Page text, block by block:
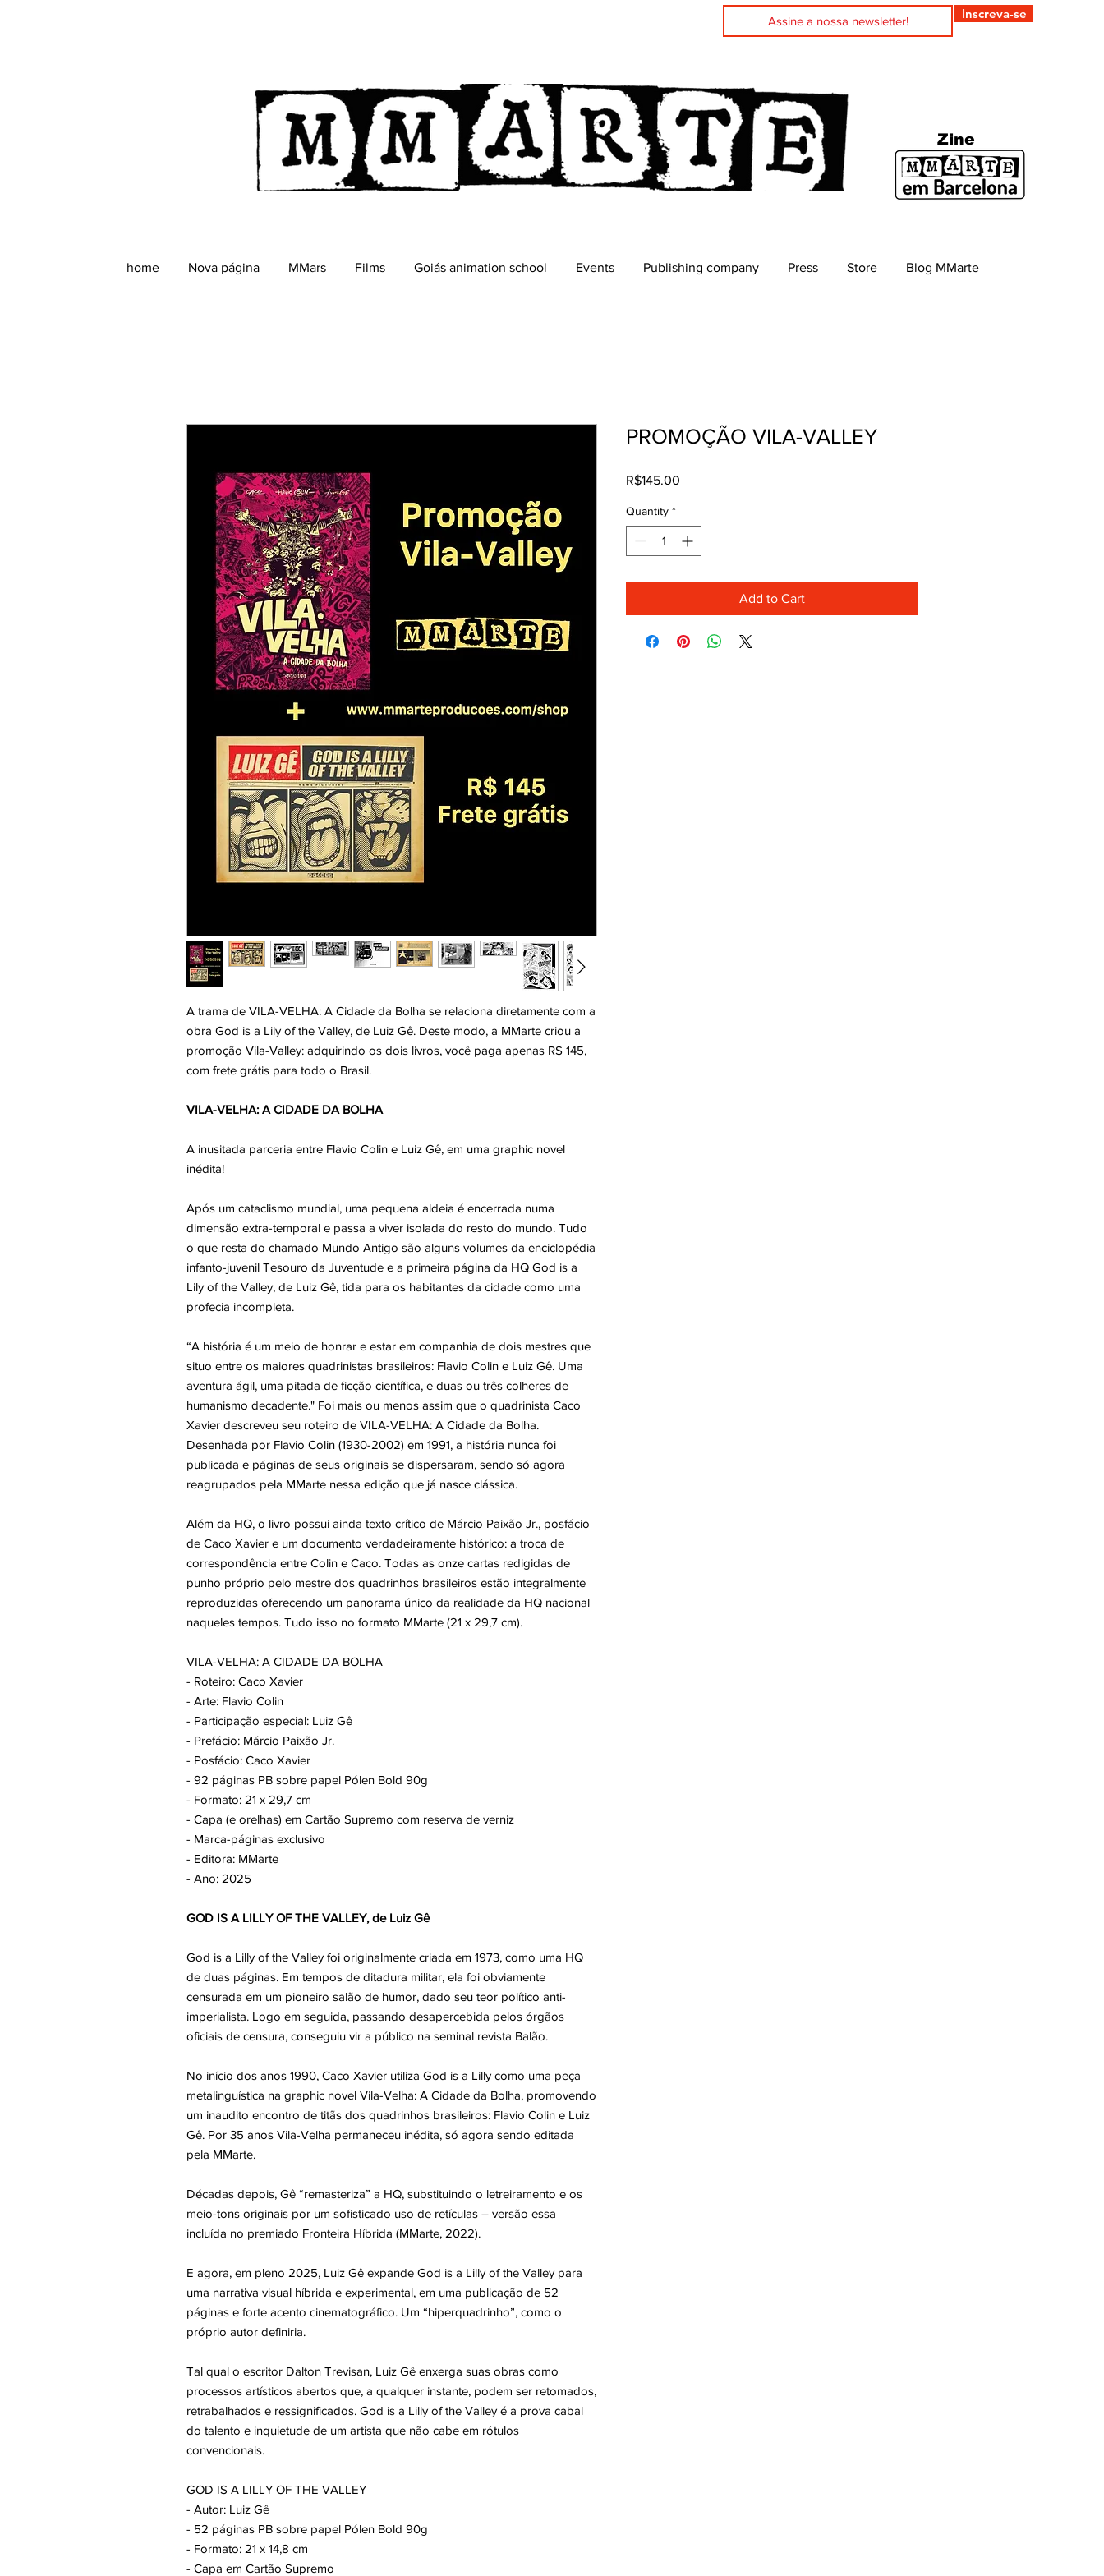
Inscreva-se
Zine
A trama de VILA-VELHA: A Cidade da Bolha se relaciona diretamente com a
obra God is a Lily of the Valley, de Luiz Gê. Deste modo, a MMarte criou a
promoção Vila-Valley: adquirindo os dois livros, você paga apenas R$ 145,
com frete grátis para todo o Brasil.
VILA-VELHA: A CIDADE DA BOLHA
A inusitada parceria entre Flavio Colin e Luiz Gê, em uma graphic novel
inédita!
Após um cataclismo mundial, uma pequena aldeia é encerrada numa
dimensão extra-temporal e passa a viver isolada do resto do mundo. Tudo
o que resta do chamado Mundo Antigo são alguns volumes da enciclopédia
infanto-juvenil Tesouro da Juventude e a primeira página da HQ God is a
Lily of the Valley, de Luiz Gê, tida para os habitantes da cidade como uma
profecia incompleta.
“A história é um meio de honrar e estar em companhia de dois mestres que
situo entre os maiores quadrinistas brasileiros: Flavio Colin e Luiz Gê. Uma
aventura ágil, uma pitada de ficção científica, e duas ou três colheres de
humanismo decadente." Foi mais ou menos assim que o quadrinista Caco
Xavier descreveu seu roteiro de VILA-VELHA: A Cidade da Bolha.
Desenhada por Flavio Colin (1930-2002) em 1991, a história nunca foi
publicada e páginas de seus originais se dispersaram, sendo só agora
reagrupados pela MMarte nessa edição que já nasce clássica.
Além da HQ, o livro possui ainda texto crítico de Márcio Paixão Jr., posfácio
de Caco Xavier e um documento verdadeiramente histórico: a troca de
correspondência entre Colin e Caco. Todas as onze cartas redigidas de
punho próprio pelo mestre dos quadrinhos brasileiros estão integralmente
reproduzidas oferecendo um panorama único da realidade da HQ nacional
naqueles tempos. Tudo isso no formato MMarte (21 x 29,7 cm).
VILA-VELHA: A CIDADE DA BOLHA
- Roteiro: Caco Xavier
- Arte: Flavio Colin
- Participação especial: Luiz Gê
- Prefácio: Márcio Paixão Jr.
- Posfácio: Caco Xavier
- 92 páginas PB sobre papel Pólen Bold 90g
- Formato: 21 x 29,7 cm
- Capa (e orelhas) em Cartão Supremo com reserva de verniz
- Marca-páginas exclusivo
- Editora: MMarte
- Ano: 2025
GOD IS A LILLY OF THE VALLEY, de Luiz Gê
God is a Lilly of the Valley foi originalmente criada em 1973, como uma HQ
de duas páginas. Em tempos de ditadura militar, ela foi obviamente
censurada em um pioneiro salão de humor, dado seu teor político anti-
imperialista. Logo em seguida, passando desapercebida pelos órgãos
oficiais de censura, conseguiu vir a público na seminal revista Balão.
No início dos anos 1990, Caco Xavier utiliza God is a Lilly como uma peça
metalinguística na graphic novel Vila-Velha: A Cidade da Bolha, promovendo
um inaudito encontro de titãs dos quadrinhos brasileiros: Flavio Colin e Luiz
Gê. Por 35 anos Vila-Velha permaneceu inédita, só agora sendo editada
pela MMarte.
Décadas depois, Gê “remasteriza” a HQ, substituindo o letreiramento e os
meio-tons originais por um sofisticado uso de retículas – versão essa
incluída no premiado Fronteira Híbrida (MMarte, 2022).
E agora, em pleno 2025, Luiz Gê expande God is a Lilly of the Valley para
uma narrativa visual híbrida e experimental, em uma publicação de 52
páginas e forte acento cinematográfico. Um “hiperquadrinho”, como o
próprio autor definiria.
Tal qual o escritor Dalton Trevisan, Luiz Gê enxerga suas obras como
processos artísticos abertos que, a qualquer instante, podem ser retomados,
retrabalhados e ressignificados. God is a Lilly of the Valley é a prova cabal
do talento e inquietude de um artista que não cabe em rótulos
convencionais.
GOD IS A LILLY OF THE VALLEY
- Autor: Luiz Gê
- 52 páginas PB sobre papel Pólen Bold 90g
- Formato: 21 x 14,8 cm
- Capa em Cartão Supremo
PROMOÇÃO VILA-VALLEY
R$145.00
Quantity *
Add to Cart
home Nova página MMars Films Goiás animation school Events Publishing company Press Store Blog MMarte